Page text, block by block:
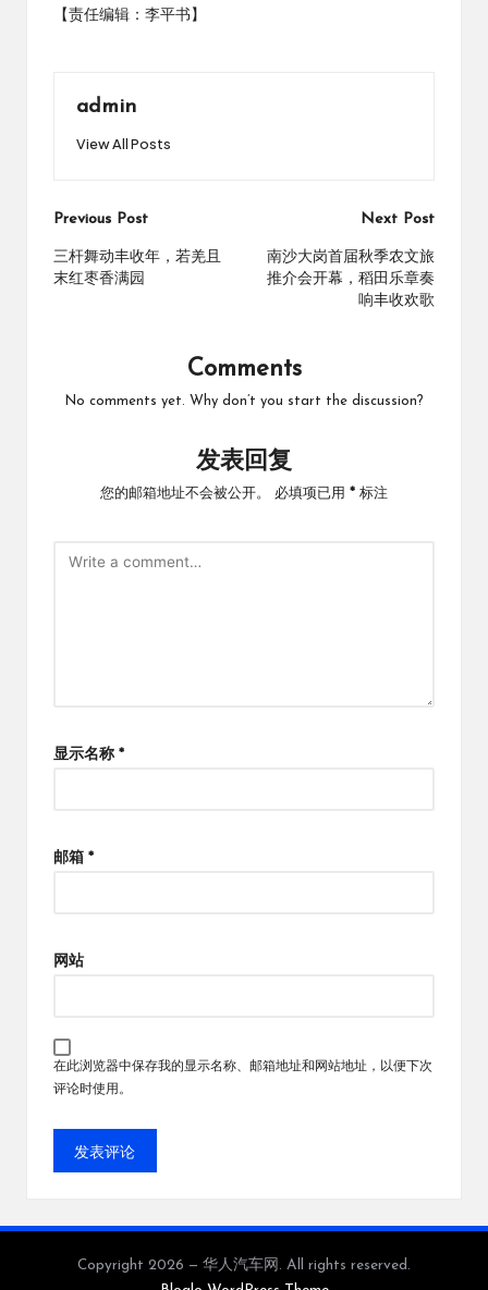
【责任编辑：李平书】
admin
View All Posts
Post
navigation
Previous Post
三杆舞动丰收年，若羌且
末红枣香满园
Next Post
南沙大岗首届秋季农文旅
推介会开幕，稻田乐章奏
响丰收欢歌
Comments
No comments yet. Why don’t you start the discussion?
发表回复
您的邮箱地址不会被公开。 必填项已用 * 标注
显示名称 *
邮箱 *
网站
在此浏览器中保存我的显示名称、邮箱地址和网站地址，以便下次
评论时使用。
Copyright 2026 — 华人汽车网. All rights reserved.